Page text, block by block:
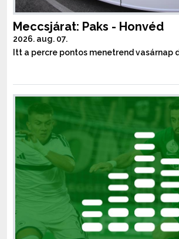
Meccsjárat: Paks - Honvéd
2026. aug. 07.
Itt a percre pontos menetrend vasárnap